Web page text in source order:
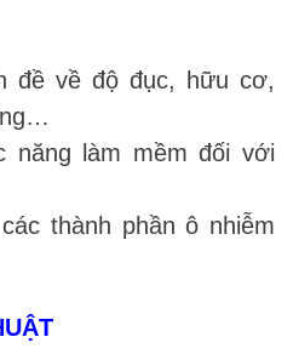
đề về độ đục, hữu cơ,
năng làm mềm đối với
thành phần ô nhiễm